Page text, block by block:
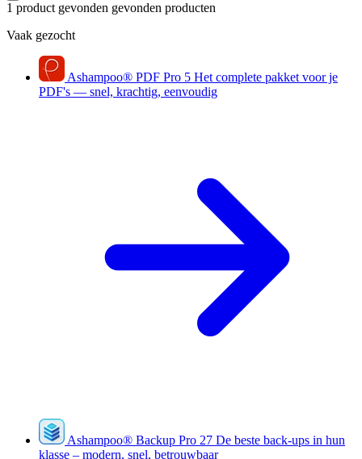
1 product gevonden gevonden producten
Vaak gezocht
Ashampoo® PDF Pro 5 Het complete pakket voor je
PDF's — snel, krachtig, eenvoudig
Ashampoo® Backup Pro 27 De beste back-ups in hun
klasse – modern, snel, betrouwbaar